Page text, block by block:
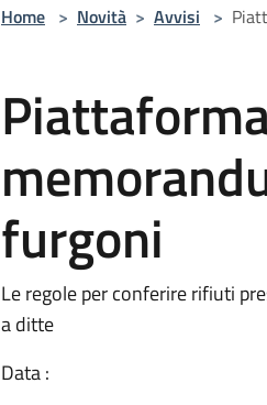
Home > Novità > Avvisi >
furgoni
Le regole per conferire rifiuti
a ditte
Data :